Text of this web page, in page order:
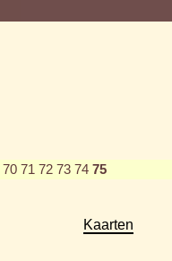
70 71 72 73 74 75
Kaarten